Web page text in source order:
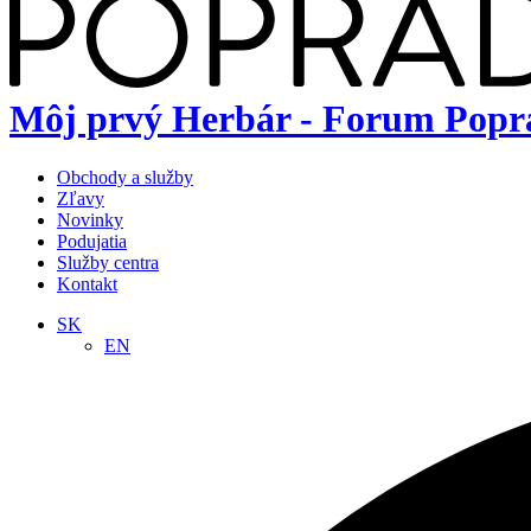
Môj prvý Herbár - Forum
Obchody a služby
Zľavy
Novinky
Podujatia
Služby centra
Kontakt
SK
EN